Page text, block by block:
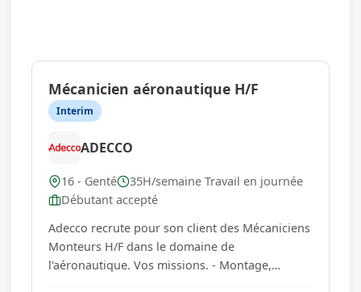
Mécanicien aéronautique H/F
Interim
ADECCO
16 - Genté
35H/semaine Travail en journée
Débutant accepté
Adecco recrute pour son client des Mécaniciens
Monteurs H/F dans le domaine de
l'aéronautique. Vos missions. - Montage,